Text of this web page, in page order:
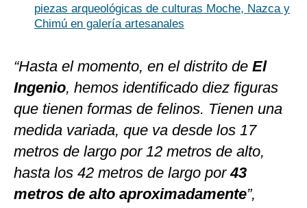
piezas arqueológicas de culturas Moche, Nazca y
Chimú en galería artesanales
“Hasta el momento, en el distrito de El
Ingenio, hemos identificado diez figuras
que tienen formas de felinos. Tienen una
medida variada, que va desde los 17
metros de largo por 12 metros de alto,
hasta los 42 metros de largo por43
metros de alto aproximadamente”,